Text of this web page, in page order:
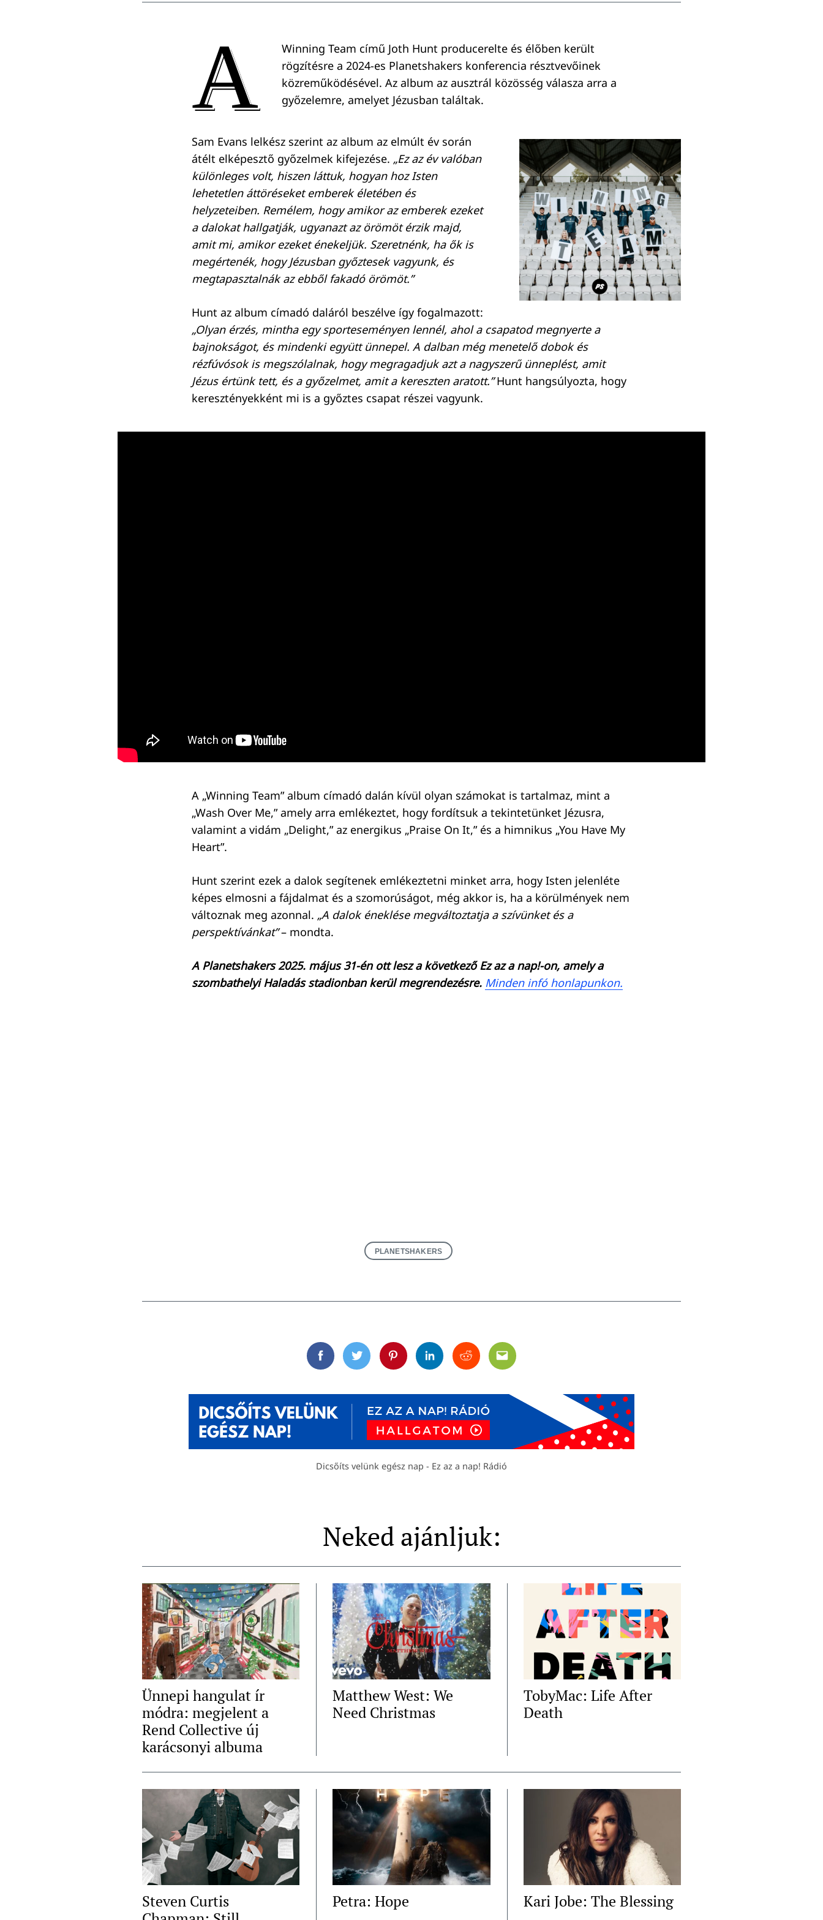
A
Winning Team című Joth Hunt producerelte és élőben került
rögzítésre a 2024-es Planetshakers konferencia résztvevőinek
közreműködésével. Az album az ausztrál közösség válasza arra a
győzelemre, amelyet Jézusban találtak.
Sam Evans lelkész szerint az album az elmúlt év során
átélt elképesztő győzelmek kifejezése. „Ez az év valóban
különleges volt, hiszen láttuk, hogyan hoz Isten
lehetetlen áttöréseket emberek életében és
helyzeteiben. Remélem, hogy amikor az emberek ezeket
a dalokat hallgatják, ugyanazt az örömöt érzik majd,
amit mi, amikor ezeket énekeljük. Szeretnénk, ha ők is
megértenék, hogy Jézusban győztesek vagyunk, és
megtapasztalnák az ebből fakadó örömöt.”
Hunt az album címadó daláról beszélve így fogalmazott:
„Olyan érzés, mintha egy sporteseményen lennél, ahol a csapatod megnyerte a
bajnokságot, és mindenki együtt ünnepel. A dalban még menetelő dobok és
rézfúvósok is megszólalnak, hogy megragadjuk azt a nagyszerű ünneplést, amit
Jézus értünk tett, és a győzelmet, amit a kereszten aratott.”Hunt hangsúlyozta, hogy
keresztényekként mi is a győztes csapat részei vagyunk.
A „Winning Team” album címadó dalán kívül olyan számokat is tartalmaz, mint a
„Wash Over Me,” amely arra emlékeztet, hogy fordítsuk a tekintetünket Jézusra,
valamint a vidám „Delight,” az energikus „Praise On It,” és a himnikus „You Have My
Heart”.
Hunt szerint ezek a dalok segítenek emlékeztetni minket arra, hogy Isten jelenléte
képes elmosni a fájdalmat és a szomorúságot, még akkor is, ha a körülmények nem
változnak meg azonnal. „A dalok éneklése megváltoztatja a szívünket és a
perspektívánkat”– mondta.
A Planetshakers 2025. május 31-én ott lesz a következő Ez az a nap!-on, amely a
szombathelyi Haladás stadionban kerül megrendezésre. Minden infó honlapunkon.
PLANETSHAKERS
FacebookTwitterPinterestLinkedinRedditEmail
Dicsőíts velünk egész nap - Ez az a nap! Rádió
Neked ajánljuk:
Ünnepi hangulat ír
módra: megjelent a
Rend Collective új
karácsonyi albuma
Matthew West: We
Need Christmas
TobyMac: Life After
Death
Steven Curtis
Petra: Hope Kari Jobe: The Blessing